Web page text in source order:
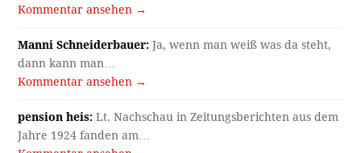
Kommentar ansehen →
Manni Schneiderbauer: Ja, wenn man weiß was da steht,
dann kann man…
Kommentar ansehen →
pension heis: Lt. Nachschau in Zeitungsberichten aus dem
Jahre 1924 fanden am…